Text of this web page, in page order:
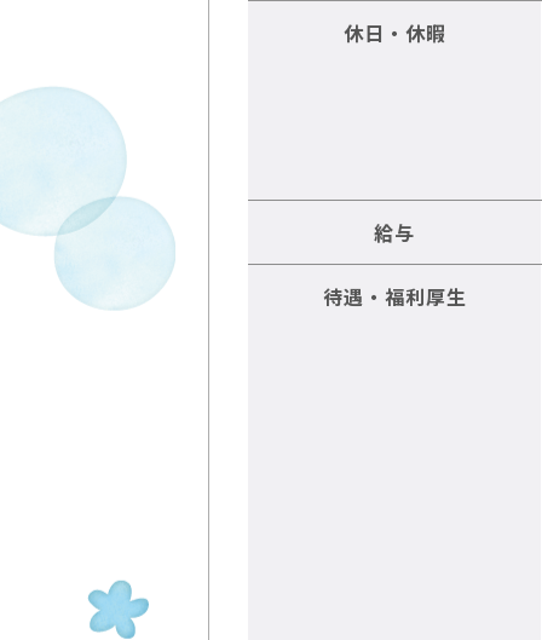
休日・休暇
給与
待遇・福利厚生